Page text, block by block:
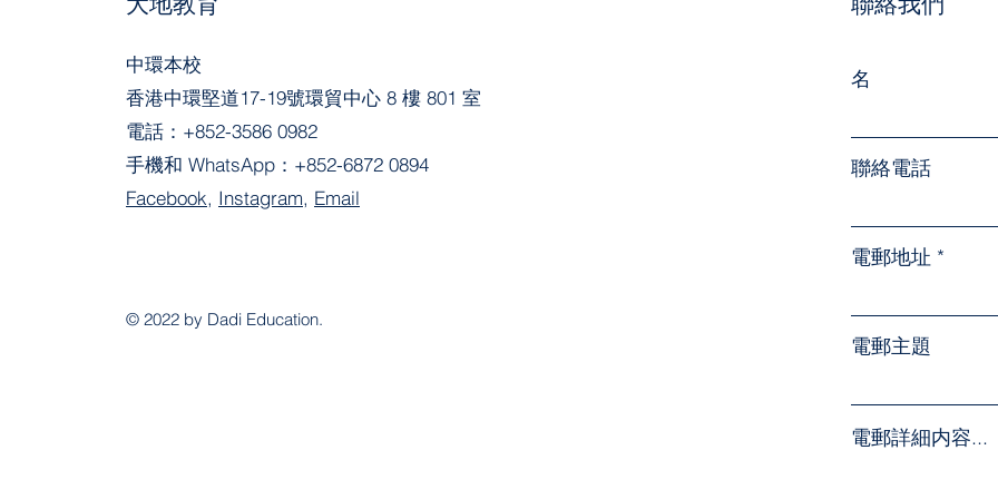
中環本校
香港中環堅道17-19號環貿中心 8 樓 801 室
電話： +852-3586 0982
手機和 WhatsApp： +852-6872 0894
Facebook, Instagram, Email
© 2022 by Dadi Education.
名
聯絡電話
電郵地址
電郵主題
電郵詳細内容...